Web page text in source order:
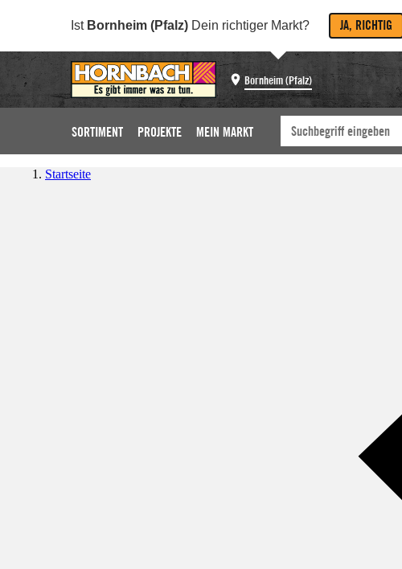
Ist Bornheim (Pfalz) Dein richtiger Markt? JA, RICHTIG
Bornheim (Pfalz)
SORTIMENT PROJEKTE MEIN MARKT
Startseite